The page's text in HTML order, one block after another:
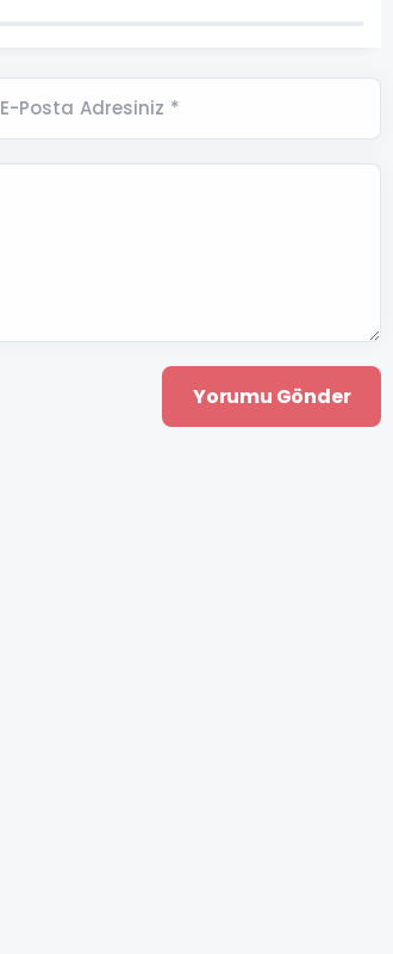
E-Posta Adresiniz *